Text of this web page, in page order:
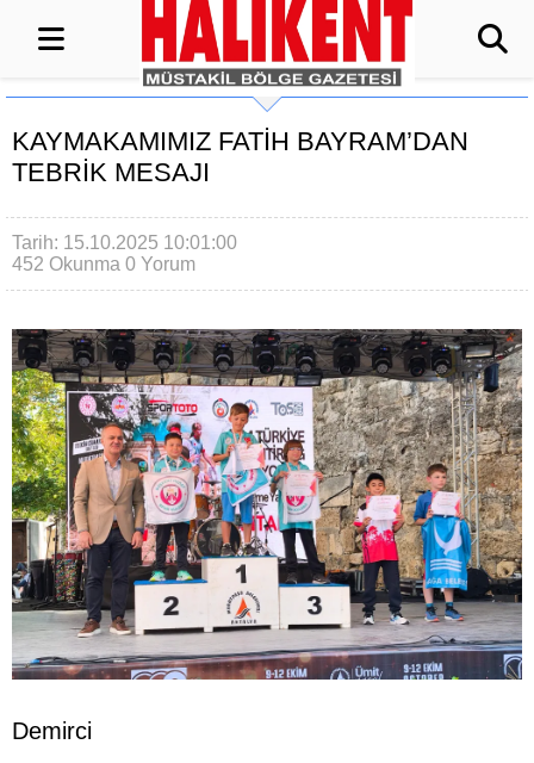
KAYMAKAMIMIZ FATIH BAYRAM’DAN
TEBRIK MESAJI
Tarih: 15.10.2025 10:01:00
452 Okunma 0 Yorum
Demirci